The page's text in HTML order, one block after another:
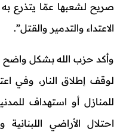
صريح لشعبها عمّا يتذرع
الاعتداء والتدمير والقتل”.
وأكد حزب الله بشكل واضح
لوقف إطلاق النار، وفي
للمنازل أو استهداف
احتلال الأراضي اللبنانية